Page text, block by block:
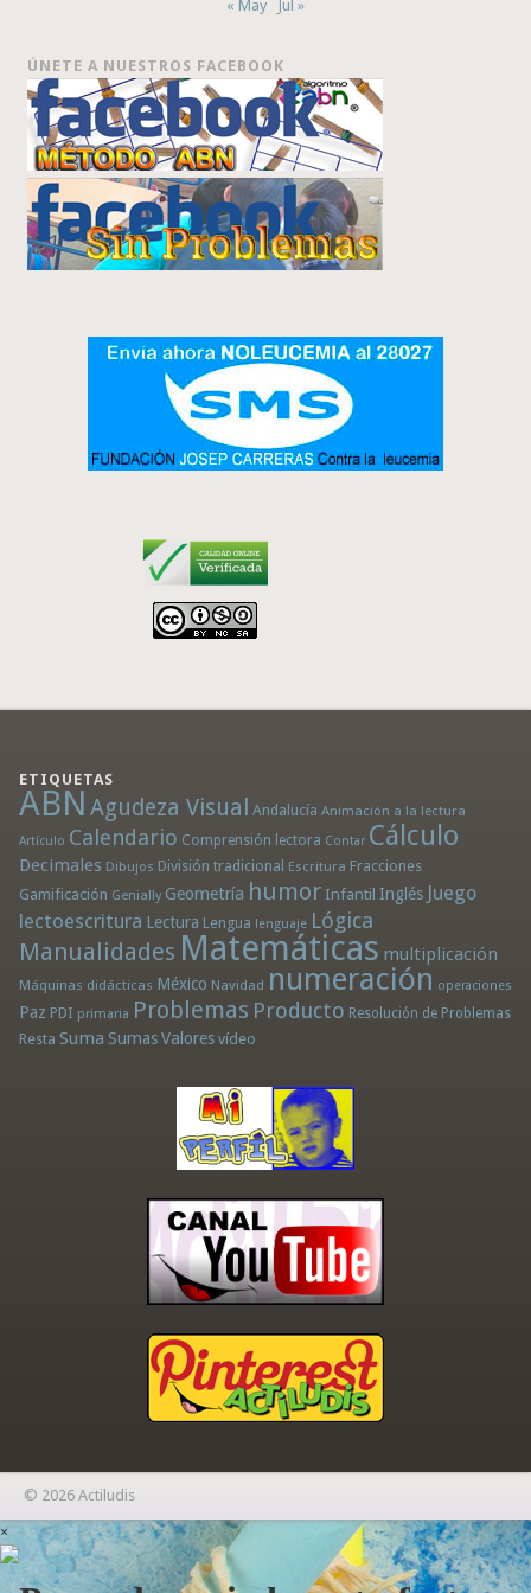
« May Jul »
ÚNETE A NUESTROS FACEBOOK
ETIQUETAS
ABN Agudeza Visual Andalucía Animación a la lectura
Artículo Calendario Comprensión lectora Contar Cálculo
Decimales Dibujos División tradicional Escritura Fracciones
Gamificación Genially Geometría humor Infantil Inglés Juego
lectoescritura Lectura Lengua lenguaje Lógica
Manualidades Matemáticas multiplicación
Máquinas didácticas México Navidad numeración operaciones
Paz PDI primaria Problemas Producto Resolución de Problemas
Resta Suma Sumas Valores vídeo
© 2026 Actiludis
×